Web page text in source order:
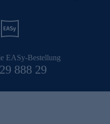
EASy-Bestellung
888 29